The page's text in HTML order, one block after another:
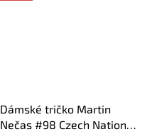
Dámské tričko Martin
Nečas #98 Czech National